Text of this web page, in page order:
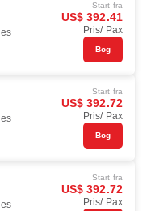
Start fra
US$ 392.41
Pris/ Pax
Bog
Start fra
US$ 392.72
Pris/ Pax
Bog
Start fra
US$ 392.72
Pris/ Pax